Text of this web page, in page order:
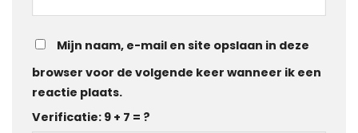
Mijn naam, e-mail en site opslaan in deze
browser voor de volgende keer wanneer ik een
reactie plaats.
Verificatie: 9 + 7 = ?